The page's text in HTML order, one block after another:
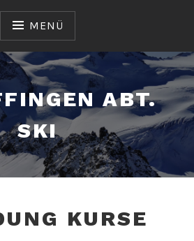
MENÜ
ABT.
SKI
KURSE